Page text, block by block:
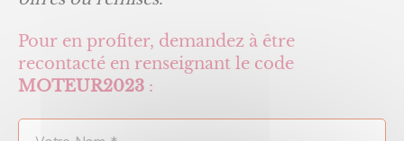
Pour en profiter, demandez à être
recontacté en renseignant le code
MOTEUR2023 :